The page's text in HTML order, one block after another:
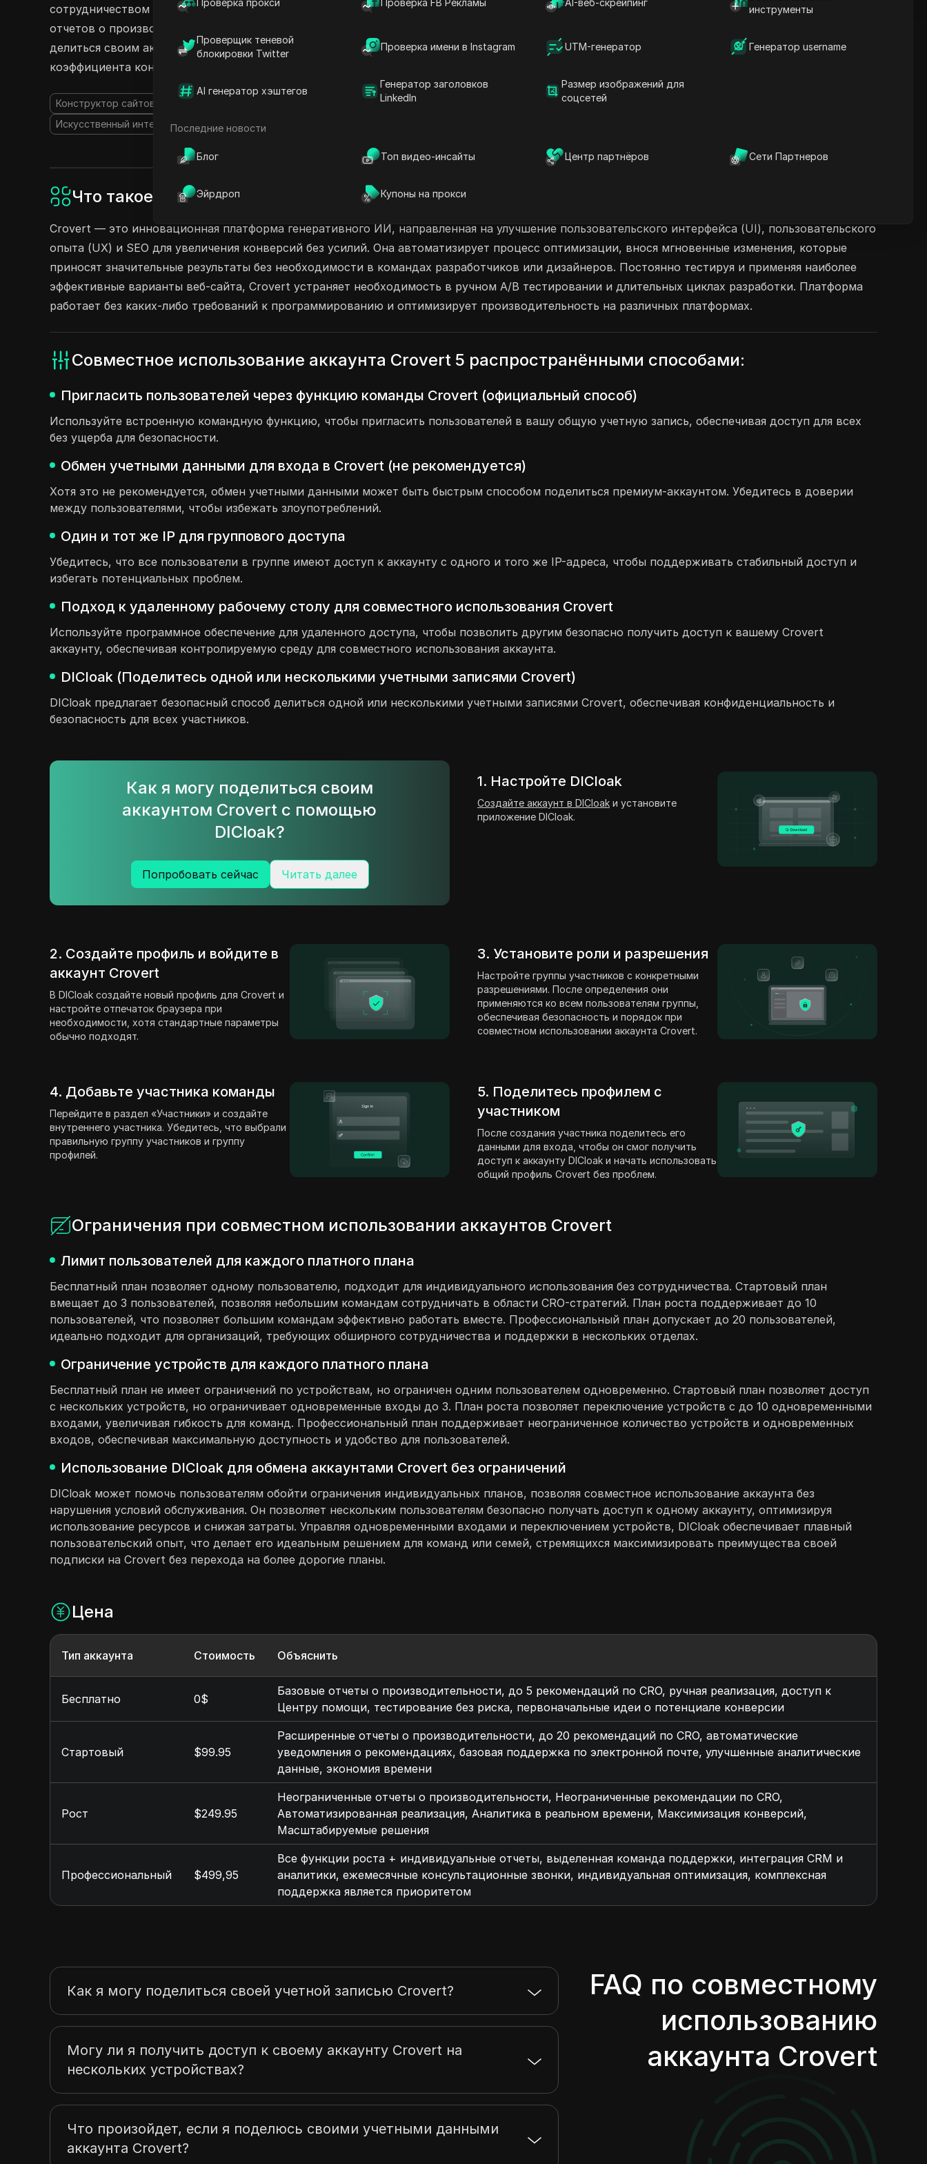
Проверка прокси Проверка FB Рекламы AI-веб-скрейпинг
инструменты
Проверщик теневой
блокировки Twitter
Проверка имени в Instagram UTM-генератор Генератор username
AI генератор хэштегов
Генератор заголовков
LinkedIn
Размер изображений для
соцсетей
Последние новости
Блог Топ видео-инсайты Центр партнёров Сети Партнеров
Эйрдроп Купоны на прокси
сотрудничеством и максимизируйте свой потенциал конверсии с помощью продвинутых
отчетов о производительности и индивидуальных рекомендаций от Crovert. Начните
делиться своим аккаунтом Crovert сегодня и улучшите свои усилия по оптимизации
коэффициента конверсии!
Конструктор сайтов на основе ИИ
Безкодовое и низкокодовое
Искусственный интеллект в маркетинге
Что такое Crovert?
Crovert — это инновационная платформа генеративного ИИ, направленная на улучшение пользовательского интерфейса (UI), пользовательского
опыта (UX) и SEO для увеличения конверсий без усилий. Она автоматизирует процесс оптимизации, внося мгновенные изменения, которые
приносят значительные результаты без необходимости в командах разработчиков или дизайнеров. Постоянно тестируя и применяя наиболее
эффективные варианты веб-сайта, Crovert устраняет необходимость в ручном A/B тестировании и длительных циклах разработки. Платформа
работает без каких-либо требований к программированию и оптимизирует производительность на различных платформах.
Совместное использование аккаунта Crovert 5 распространёнными способами:
Пригласить пользователей через функцию команды Crovert (официальный способ)
Используйте встроенную командную функцию, чтобы пригласить пользователей в вашу общую учетную запись, обеспечивая доступ для всех
без ущерба для безопасности.
Обмен учетными данными для входа в Crovert (не рекомендуется)
Хотя это не рекомендуется, обмен учетными данными может быть быстрым способом поделиться премиум-аккаунтом. Убедитесь в доверии
между пользователями, чтобы избежать злоупотреблений.
Один и тот же IP для группового доступа
Убедитесь, что все пользователи в группе имеют доступ к аккаунту с одного и того же IP-адреса, чтобы поддерживать стабильный доступ и
избегать потенциальных проблем.
Подход к удаленному рабочему столу для совместного использования Crovert
Используйте программное обеспечение для удаленного доступа, чтобы позволить другим безопасно получить доступ к вашему Crovert
аккаунту, обеспечивая контролируемую среду для совместного использования аккаунта.
DICloak (Поделитесь одной или несколькими учетными записями Crovert)
DICloak предлагает безопасный способ делиться одной или несколькими учетными записями Crovert, обеспечивая конфиденциальность и
безопасность для всех участников.
Как я могу поделиться своим
аккаунтом Crovert с помощью
DICloak?
Попробовать сейчас Читать далее
1. Настройте DICloak
Создайте аккаунт в DICloak и установите
приложение DICloak.
2. Создайте профиль и войдите в
аккаунт Crovert
В DICloak создайте новый профиль для Crovert и
настройте отпечаток браузера при
необходимости, хотя стандартные параметры
обычно подходят.
3. Установите роли и разрешения
Настройте группы участников с конкретными
разрешениями. После определения они
применяются ко всем пользователям группы,
обеспечивая безопасность и порядок при
совместном использовании аккаунта Crovert.
4. Добавьте участника команды
Перейдите в раздел «Участники» и создайте
внутреннего участника. Убедитесь, что выбрали
правильную группу участников и группу
профилей.
5. Поделитесь профилем с
участником
После создания участника поделитесь его
данными для входа, чтобы он смог получить
доступ к аккаунту DICloak и начать использовать
общий профиль Crovert без проблем.
Ограничения при совместном использовании аккаунтов Crovert
Лимит пользователей для каждого платного плана
Бесплатный план позволяет одному пользователю, подходит для индивидуального использования без сотрудничества. Стартовый план
вмещает до 3 пользователей, позволяя небольшим командам сотрудничать в области CRO-стратегий. План роста поддерживает до 10
пользователей, что позволяет большим командам эффективно работать вместе. Профессиональный план допускает до 20 пользователей,
идеально подходит для организаций, требующих обширного сотрудничества и поддержки в нескольких отделах.
Ограничение устройств для каждого платного плана
Бесплатный план не имеет ограничений по устройствам, но ограничен одним пользователем одновременно. Стартовый план позволяет доступ
с нескольких устройств, но ограничивает одновременные входы до 3. План роста позволяет переключение устройств с до 10 одновременными
входами, увеличивая гибкость для команд. Профессиональный план поддерживает неограниченное количество устройств и одновременных
входов, обеспечивая максимальную доступность и удобство для пользователей.
Использование DICloak для обмена аккаунтами Crovert без ограничений
DICloak может помочь пользователям обойти ограничения индивидуальных планов, позволяя совместное использование аккаунта без
нарушения условий обслуживания. Он позволяет нескольким пользователям безопасно получать доступ к одному аккаунту, оптимизируя
использование ресурсов и снижая затраты. Управляя одновременными входами и переключением устройств, DICloak обеспечивает плавный
пользовательский опыт, что делает его идеальным решением для команд или семей, стремящихся максимизировать преимущества своей
подписки на Crovert без перехода на более дорогие планы.
Цена
Тип аккаунта Стоимость Объяснить
Бесплатно 0$
Базовые отчеты о производительности, до 5 рекомендаций по CRO, ручная реализация, доступ к
Центру помощи, тестирование без риска, первоначальные идеи о потенциале конверсии
Стартовый $99.95
Расширенные отчеты о производительности, до 20 рекомендаций по CRO, автоматические
уведомления о рекомендациях, базовая поддержка по электронной почте, улучшенные аналитические
данные, экономия времени
Рост $249.95
Неограниченные отчеты о производительности, Неограниченные рекомендации по CRO,
Автоматизированная реализация, Аналитика в реальном времени, Максимизация конверсий,
Масштабируемые решения
Профессиональный $499,95
Все функции роста + индивидуальные отчеты, выделенная команда поддержки, интеграция CRM и
аналитики, ежемесячные консультационные звонки, индивидуальная оптимизация, комплексная
поддержка является приоритетом
FAQ по совместному
использованию
аккаунта Crovert
Как я могу поделиться своей учетной записью Crovert?
Могу ли я получить доступ к своему аккаунту Crovert на
нескольких устройствах?
Что произойдет, если я поделюсь своими учетными данными
аккаунта Crovert?